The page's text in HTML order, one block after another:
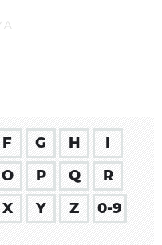
F G H
I
O P Q
R
X Y Z
0-9